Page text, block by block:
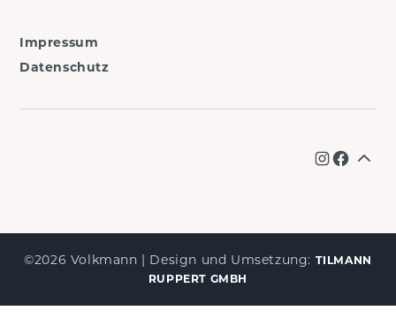
Impressum
Datenschutz
©2026 Volkmann | Design und Umsetzung: TILMANN
RUPPERT GMBH